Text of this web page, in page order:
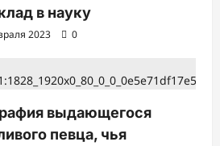
в науку
2023 0
выдающегося
певца, чья